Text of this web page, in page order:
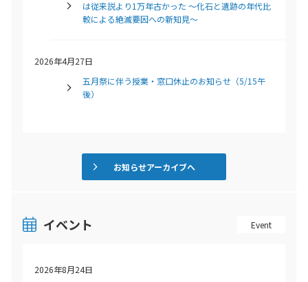
は従来説より1万年古かった ～化石と遺跡の年代比
較による絶滅要因への新知見～
2026年4月27日
五月祭に伴う授業・窓口休止のお知らせ（5/15午
後）
お知らせアーカイブへ
イベント Event
2026年8月24日